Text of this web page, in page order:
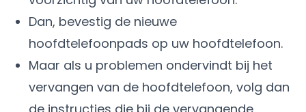
Dan, bevestig de nieuwe
hoofdtelefoonpads op uw hoofdtelefoon.
Maar als u problemen ondervindt bij het
vervangen van de hoofdtelefoon, volg dan